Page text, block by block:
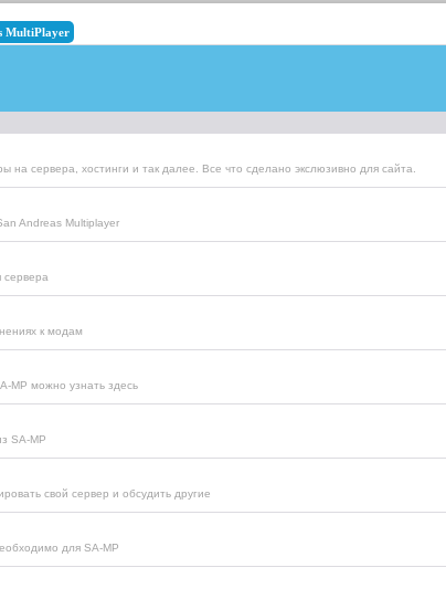
MultiPlayer
на сервера, хостинги и так далее. Все что сделано экслюзивно для сайта.
Andreas Multiplayer
сервера
к модам
MP можно узнать здесь
SA-MP
свой сервер и обсудить другие
для SA-MP